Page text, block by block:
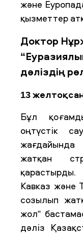
және
қызметтер
Доктор
дәліздің
13
Бұл
оңтүстік
жатқан
Кавказ және
созылып
жол”
дәліз